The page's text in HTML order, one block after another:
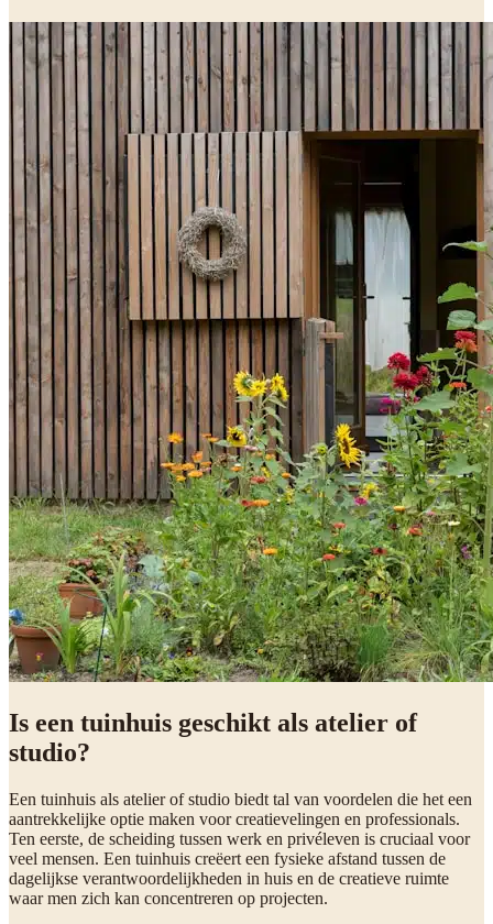
Is een tuinhuis geschikt als atelier of
studio?
Een tuinhuis als atelier of studio biedt tal van voordelen die het een
aantrekkelijke optie maken voor creatievelingen en professionals.
Ten eerste, de scheiding tussen werk en privéleven is cruciaal voor
veel mensen. Een tuinhuis creëert een fysieke afstand tussen de
dagelijkse verantwoordelijkheden in huis en de creatieve ruimte
waar men zich kan concentreren op projecten.